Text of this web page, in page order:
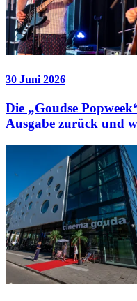
30 Juni 2026
Die „Goudse
Ausgabe zurück und